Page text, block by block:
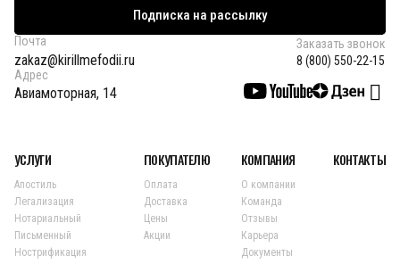
Подписка на рассылку
Почта
zakaz@kirillmefodii.ru
Заказать звонок
8 (800) 550-22-15
Адрес
Авиамоторная, 14
УСЛУГИ
Апостиль
Легализация
Нотариальный
Письменный
Нострификация
ПОКУПАТЕЛЮ
Оплата
Доставка
Цены
Акции
КОМПАНИЯ
О компании
Команда
Отзывы
Карьера
Документы
КОНТАКТЫ